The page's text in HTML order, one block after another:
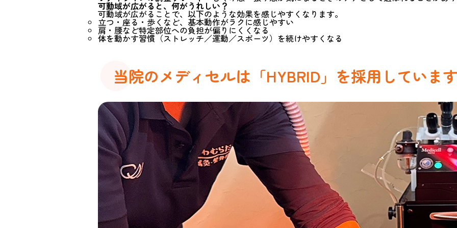
可動域が広がると、何がうれしい？
可動域が広がることで、以下のような効果を感じやすくなります。
立つ・座る・歩くなど、基本動作がラクに感じやすい
肩・腰など特定部位への負担が偏りにくくなる
体を動かす習慣（ストレッチ／運動／スポーツ）を続けやすくなる
当院のメディセルは「HYBRID」を採用していま